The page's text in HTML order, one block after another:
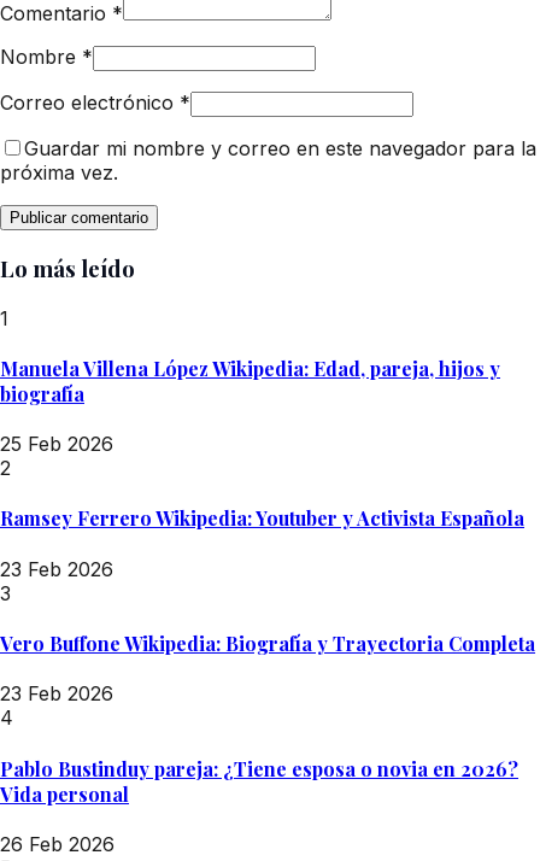
Comentario *
Nombre *
Correo electrónico *
Guardar mi nombre y correo en este navegador para la
próxima vez.
Lo más leído
1
Manuela Villena López Wikipedia: Edad, pareja, hijos y
biografía
25 Feb 2026
2
Ramsey Ferrero Wikipedia: Youtuber y Activista Española
23 Feb 2026
3
Vero Buffone Wikipedia: Biografía y Trayectoria Completa
23 Feb 2026
4
Pablo Bustinduy pareja: ¿Tiene esposa o novia en 2026?
Vida personal
26 Feb 2026